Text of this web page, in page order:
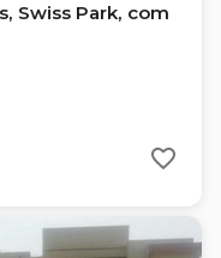
Swiss Park, com